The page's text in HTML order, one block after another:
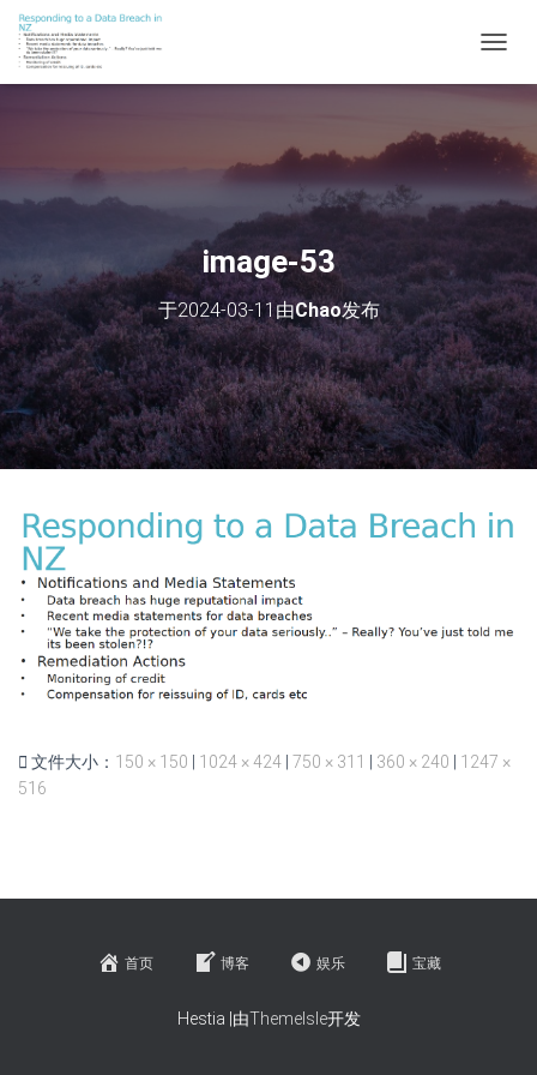
换
image-53
于2024-03-11 由Chao发布
文件大小： 150 × 150 1024 × 424 750 × 311 360 × 240
1247 ×
516
首页 博客 娱乐 宝藏
Hestia |由ThemeIsle开发